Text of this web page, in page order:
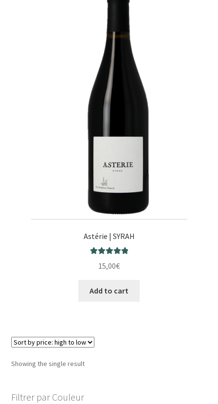
RECEPTION DE VOTRE COMMANDE
Validation de la commande
Astérie | SYRAH
out of 5
15,00€
Add to cart
Showing the single result
Filtrer par Couleur